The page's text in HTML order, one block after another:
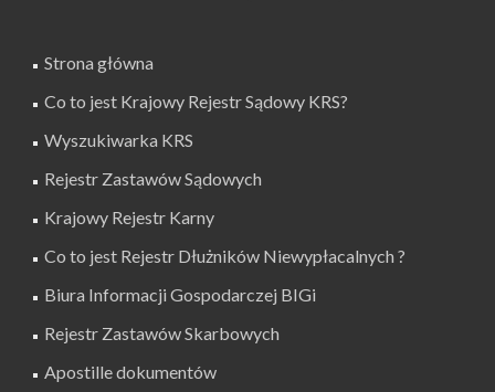
Strona główna
Co to jest Krajowy Rejestr Sądowy KRS?
Wyszukiwarka KRS
Rejestr Zastawów Sądowych
Krajowy Rejestr Karny
Co to jest Rejestr Dłużników Niewypłacalnych ?
Biura Informacji Gospodarczej BIGi
Rejestr Zastawów Skarbowych
Apostille dokumentów